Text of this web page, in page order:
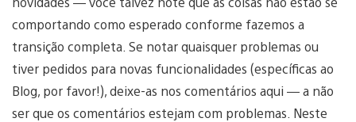
comportando como esperado conforme fazemos a
transição completa. Se notar quaisquer problemas ou
tiver pedidos para novas funcionalidades (específicas ao
Blog, por favor!), deixe-as nos comentários aqui — a não
ser que os comentários estejam com problemas. Neste